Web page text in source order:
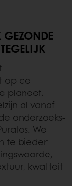
GEZONDE
op de
planeet.
al vanaf
onderzoeks-
We
te bieden
kwaliteit